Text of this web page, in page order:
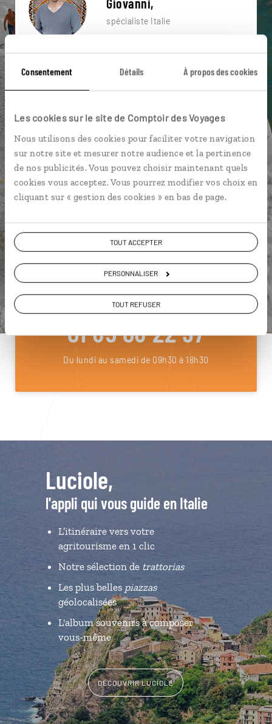
Consentement Détails À propos des cookies
Les cookies sur le site de Comptoir des Voyages
Nous utilisons des cookies pour faciliter votre navigation
sur notre site et mesurer notre audience et la pertinence
de nos publicités. Vous pouvez choisir maintenant quels
cookies vous acceptez. Vous pourrez modifier vos choix en
cliquant sur « gestion des cookies » en bas de page.
TOUT ACCEPTER
PERSONNALISER
TOUT REFUSER
spécialiste Italie
Suivez vos envies et demandez conseils à nos
spécialistes
Ils sauront organiser votre itinéraire au plus
connectés en agence, mais aussi par email ou
téléphone.
Vous gardez le même interlocuteur avant,
pendant et après votre voyage.
Construisez votre voyage avec un spécialiste Italie
01 85 08 22 97
Du lundi au samedi de 09h30 à 18h30
Luciole,
l'appli qui vous guide en Italie
L’itinéraire vers votre
agritourisme en 1 clic
Notre sélection de trattorias
Les plus belles piazzas
géolocalisées
L'album souvenirs à composer
vous-même
DÉCOUVRIR LUCIOLE